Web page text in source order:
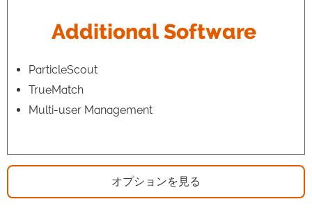
Additional Software
ParticleScout
TrueMatch
Multi-user Management
オプションを見る